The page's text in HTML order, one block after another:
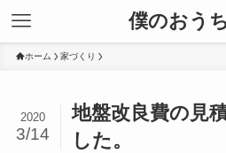
僕のおう
ホーム 家づくり
地盤改良費の見
した。
2020
3/14